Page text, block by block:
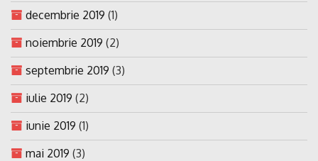
decembrie 2019 (1)
noiembrie 2019 (2)
septembrie 2019 (3)
iulie 2019 (2)
iunie 2019 (1)
mai 2019 (3)